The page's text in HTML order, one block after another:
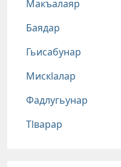
Макъалаяр
Баядар
Гьисабунар
Мискlалар
Фадлугьунар
Тlварар